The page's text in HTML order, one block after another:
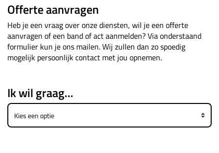
Offerte aanvragen
Heb je een vraag over onze diensten, wil je een offerte
aanvragen of een band of act aanmelden? Via onderstaand
formulier kun je ons mailen. Wij zullen dan zo spoedig
mogelijk persoonlijk contact met jou opnemen.
Ik wil graag...